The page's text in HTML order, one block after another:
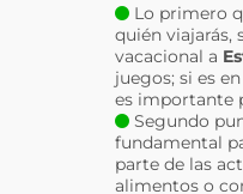
Lo primero
quién viajarás,
vacacional a
juegos; si es
es importante
Segundo
fundamental
parte de las
alimentos o